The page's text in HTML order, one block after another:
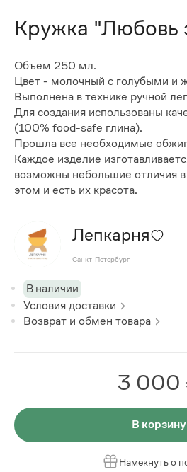
Кружка "Любовь
Объем 250 мл.
Цвет - молочный с голубыми и
Выполнена в технике ручной
Для создания использованы
(100% food-sаfе глина).
Прошла все необходимые
Каждое изделие
возможны небольшие отличия
этом и есть их красота.
Лепкарня
Санкт-Петербург
В наличии
Условия доставки
Возврат и обмен товара
3 000
В корзину
Намекнуть о